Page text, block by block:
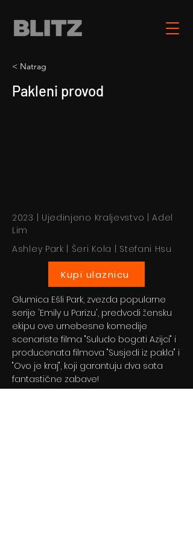
< Natrag
Pakleni provod
2023 | Ujedinjeno Kraljevstvo | Adel
Lim
Ashley Park | Šeri Kola | Stefani Hsu
Kupi ulaznicu
Glumica Ešli Park, zvezda popularne
serije 'Emily u Parizu', predvodi žensku
ekipu ove urnebesne komedije
scenariste filma "Suludo bogati Azijci" i
producenata filmova "Susjedi iz pakla" i
"Ovo je kraj", koji garantuju dva sata
fantastične zabave!